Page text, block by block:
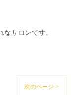
サロンです。
次のページ >